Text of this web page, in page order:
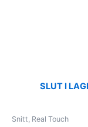
SLUT I
Snitt, Real Touch